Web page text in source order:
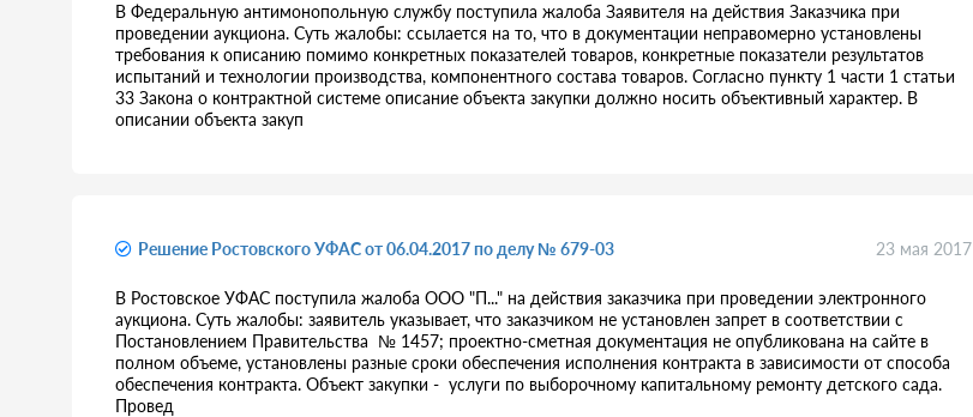
В Федеральную антимонопольную службу поступила жалоба Заявителя на действия Заказчика при
проведении аукциона. Суть жалобы: ссылается на то, что в документации неправомерно установлены
требования к описанию помимо конкретных показателей товаров, конкретные показатели результатов
испытаний и технологии производства, компонентного состава товаров. Согласно пункту 1 части 1 статьи
33 Закона о контрактной системе описание объекта закупки должно носить объективный характер. В
описании объекта закуп
Решение Ростовского УФАС от 06.04.2017 по делу № 679-03 23 мая 2017
В Ростовское УФАС поступила жалоба ООО "П..." на действия заказчика при проведении электронного
аукциона. Суть жалобы: заявитель указывает, что заказчиком не установлен запрет в соответствии с
Постановлением Правительства № 1457; проектно-сметная документация не опубликована на сайте в
полном объеме, установлены разные сроки обеспечения исполнения контракта в зависимости от способа
обеспечения контракта. Объект закупки - услуги по выборочному капитальному ремонту детского сада.
Провед